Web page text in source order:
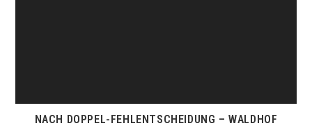
NACH DOPPEL-FEHLENTSCHEIDUNG – WALDHOF